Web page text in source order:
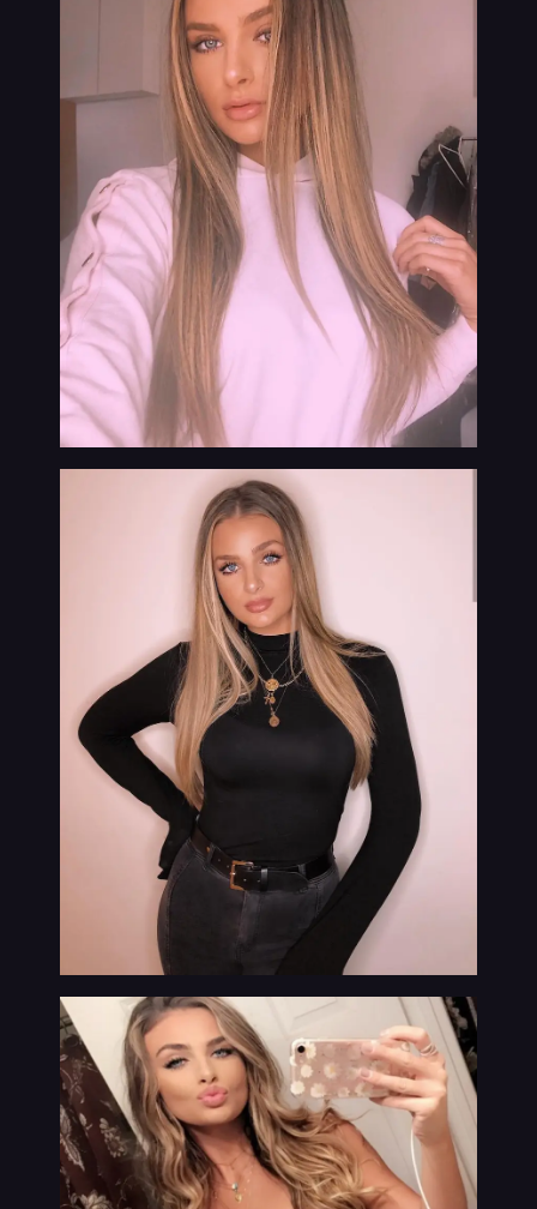
נערות ליווי בתמונות אמיתיות